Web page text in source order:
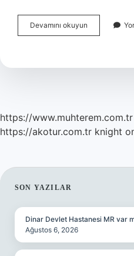
Devamını okuyun
Ayri
https://www.muhterem.com.tr
https://akotur.com.tr knight
SIDEBAR
SON YAZILAR
Dinar Devlet Hastanesi MR var
Ağustos 6, 2026